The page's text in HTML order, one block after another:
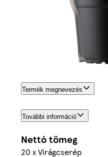
Termék megnevezés
További információ
Nettó tömeg
20 x Virágcserép